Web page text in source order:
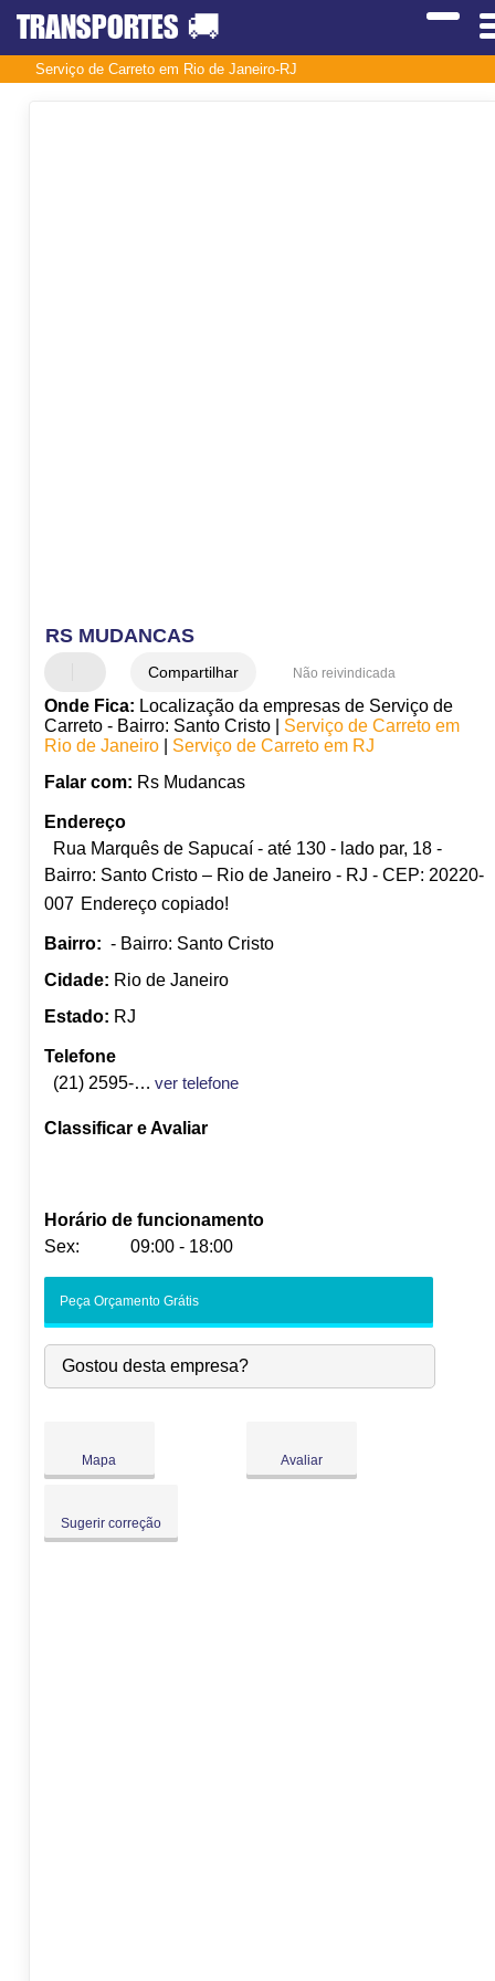
TRANSPORTES 🚚
Serviço de Carreto em Rio de Janeiro-RJ
RS MUDANCAS
Compartilhar Não reivindicada
Onde Fica: Localização da empresas de Serviço de
Carreto - Bairro: Santo Cristo | Serviço de Carreto em
Rio de Janeiro| Serviço de Carreto em RJ
Falar com: Rs Mudancas
Endereço
Rua Marquês de Sapucaí - até 130 - lado par, 18 -
Bairro: Santo Cristo – Rio de Janeiro - RJ - CEP: 20220-
007 Endereço copiado!
Bairro: - Bairro: Santo Cristo
Cidade: Rio de Janeiro
Estado: RJ
Telefone
(21) 2595-9591
ver telefone
Classificar e Avaliar
Horário de funcionamento
Sex:
09:00 - 18:00
-
Qua:
09:00-18:00
Qui:
09:00-18:00
Peça Orçamento Grátis
Gostou desta empresa?
Mapa Avaliar
Sugerir correção